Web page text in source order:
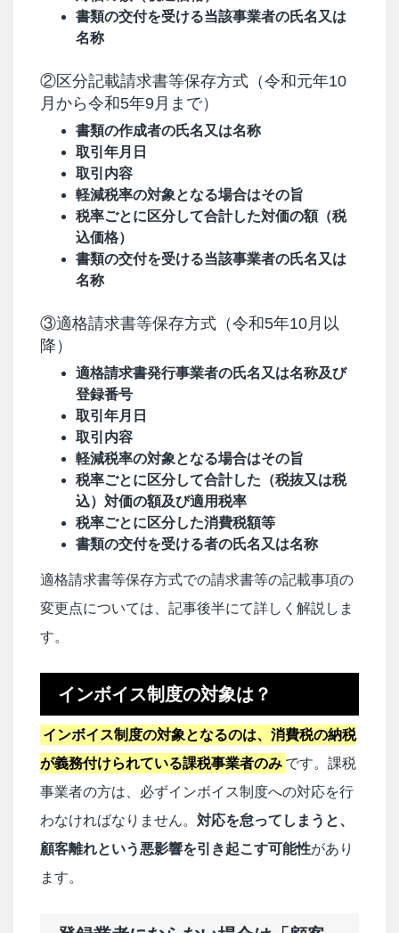
書類の交付を受ける当該事業者の氏名又は
名称
②区分記載請求書等保存方式（令和元年10
月から令和5年9月まで）
書類の作成者の氏名又は名称
取引年月日
取引内容
軽減税率の対象となる場合はその旨
税率ごとに区分して合計した対価の額（税
込価格）
書類の交付を受ける当該事業者の氏名又は
名称
③適格請求書等保存方式（令和5年10月以
降）
適格請求書発行事業者の氏名又は名称及び
登録番号
取引年月日
取引内容
軽減税率の対象となる場合はその旨
税率ごとに区分して合計した（税抜又は税
込）対価の額及び適用税率
税率ごとに区分した消費税額等
書類の交付を受ける者の氏名又は名称
適格請求書等保存方式での請求書等の記載事項の
変更点については、記事後半にて詳しく解説しま
す。
インボイス制度の対象は？
インボイス制度の対象となるのは、消費税の納税
が義務付けられている課税事業者のみ です。課税
事業者の方は、必ずインボイス制度への対応を行
わなければなりません。 対応を怠ってしまうと、
顧客離れという悪影響を引き起こす可能性があり
ます。